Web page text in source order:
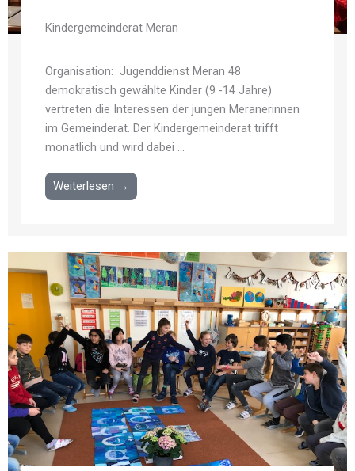
Kindergemeinderat Meran
Organisation: Jugenddienst Meran 48
demokratisch gewählte Kinder (9 -14 Jahre)
vertreten die Interessen der jungen Meranerinnen
im Gemeinderat. Der Kindergemeinderat trifft
monatlich und wird dabei ...
Weiterlesen →